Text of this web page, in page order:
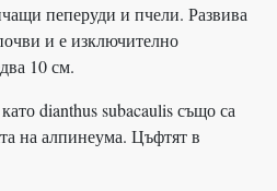
пеперуди и пчели. Развива
и е изключително
10 см.
като dianthus subacaulis също са
на алпинеума. Цъфтят в